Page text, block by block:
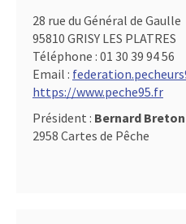
28 rue du Général de Gaulle
95810 GRISY LES PLATRES
Téléphone : 01 30 39 94 56
Email :
https://www.peche95.fr
Président : Bernard Breton
2958 Cartes de Pêche